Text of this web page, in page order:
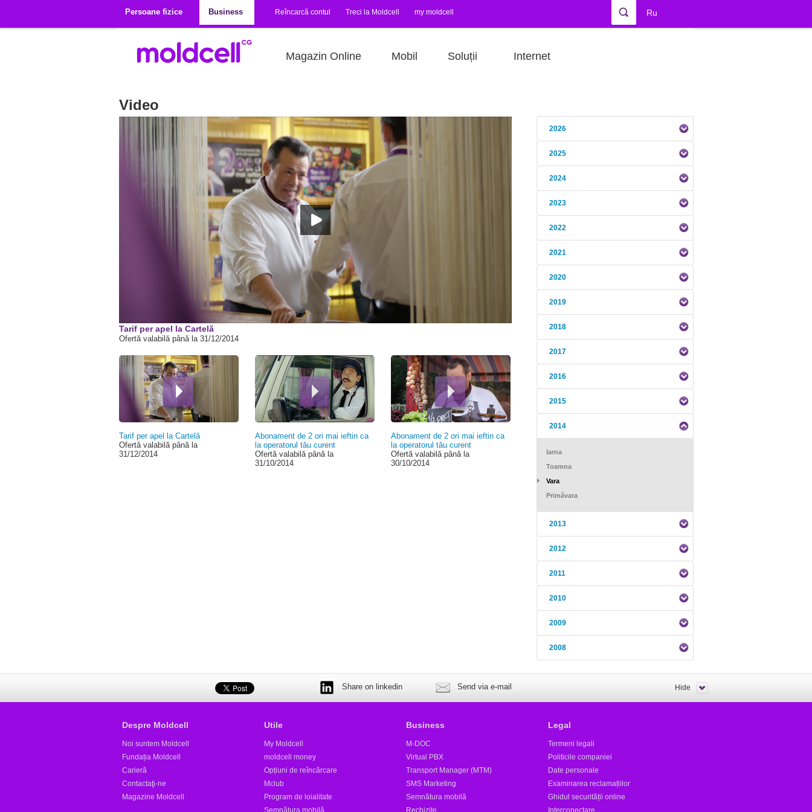
Persoane fizice
Business Reîncarcă contul Treci la Moldcell my moldcell Ru
Magazin Online Mobil Soluții Internet
Video
2026
2025
2024
2023
2022
2021
2020
2019
2018
2017
2016
2015
2014
Iarna
Toamna
Vara
Primăvara
2013
2012
2011
2010
2009
2008
Tarif per apel la Cartelă
Ofertă valabilă până la 31/12/2014
Tarif per apel la Cartelă
Ofertă valabilă până la
31/12/2014
Abonament de 2 ori mai ieftin ca
la operatorul tău curent
Ofertă valabilă până la
31/10/2014
Abonament de 2 ori mai ieftin ca
la operatorul tău curent
Ofertă valabilă până la
30/10/2014
Share on linkedin Send via e-mail Hide
Despre Moldcell
Noi suntem Moldcell
Fundația Moldcell
Carieră
Contactaţi-ne
Magazine Moldcell
Utile
My Moldcell
moldcell money
Opțiuni de reîncărcare
Mclub
Program de loialitate
Semnătura mobilă
Business
M-DOC
Virtual PBX
Transport Manager (MTM)
SMS Marketing
Semnătura mobilă
Rechizite
Legal
Termeni legali
Politicile companiei
Date personale
Examinarea reclamațiilor
Ghidul securității online
Interconectare